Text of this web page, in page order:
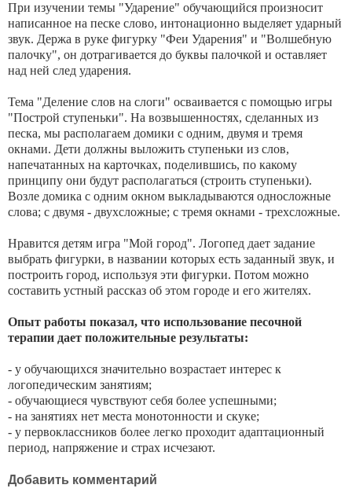
При изучении темы "Ударение" обучающийся произносит
написанное на песке слово, интонационно выделяет ударный
звук. Держа в руке фигурку "Феи Ударения" и "Волшебную
палочку", он дотрагивается до буквы палочкой и оставляет
над ней след ударения.
Тема "Деление слов на слоги" осваивается с помощью игры
"Построй ступеньки". На возвышенностях, сделанных из
песка, мы располагаем домики с одним, двумя и тремя
окнами. Дети должны выложить ступеньки из слов,
напечатанных на карточках, поделившись, по какому
принципу они будут располагаться (строить ступеньки).
Возле домика с одним окном выкладываются односложные
слова; с двумя - двухсложные; с тремя окнами - трехсложные.
Нравится детям игра "Мой город". Логопед дает задание
выбрать фигурки, в названии которых есть заданный звук, и
построить город, используя эти фигурки. Потом можно
составить устный рассказ об этом городе и его жителях.
Опыт работы показал, что использование песочной
терапии дает положительные результаты:
- у обучающихся значительно возрастает интерес к
логопедическим занятиям;
- обучающиеся чувствуют себя более успешными;
- на занятиях нет места монотонности и скуке;
- у первоклассников более легко проходит адаптационный
период, напряжение и страх исчезают.
Добавить комментарий